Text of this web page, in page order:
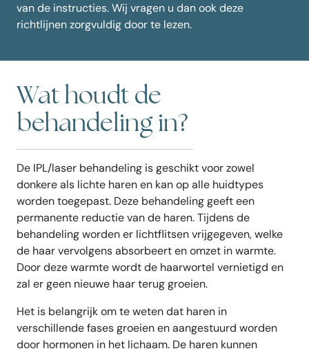
van de instructies. Wij vragen u dan ook deze
richtlijnen zorgvuldig door te lezen.
Wat houdt de
behandeling in?
De IPL/laser behandeling is geschikt voor zowel
donkere als lichte haren en kan op alle huidtypes
worden toegepast. Deze behandeling geeft een
permanente reductie van de haren. Tijdens de
behandeling worden er lichtflitsen vrijgegeven, welke
de haar vervolgens absorbeert en omzet in warmte.
Door deze warmte wordt de haarwortel vernietigd en
zal er geen nieuwe haar terug groeien.
Het is belangrijk om te weten dat haren in
verschillende fases groeien en aangestuurd worden
door hormonen in het lichaam. De haren kunnen